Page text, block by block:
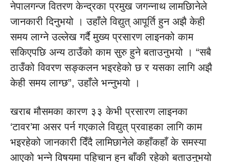
नेपालगन्ज वितरण केन्द्रका प्रमुख जगन्नाथ लामछिानेले
जानकारी दिनुभयो । उहाँले विद्युत् आपूर्ति हुन अझै केही
समय लाग्ने उल्लेख गर्दै मुख्य प्रसारण लाइनको काम
सकिएपछि अन्य ठाउँको काम सुरु हुने बताउनुभयो । “सबै
ठाउँको विवरण सङ्कलन भइरहेको छ र यसका लागि अझै
केही समय लाग्छ”, उहाँले भन्नुभयो ।
खराब मौसमका कारण ३३ केभी प्रसारण लाइनका
‘टावर’मा असर पर्न गएकाले विद्युत् प्रवाहका लागि काम
भइरहेको जानकारी दिँदै लामिछानेले कहाँकहाँ के समस्या
आएको भन्ने विषयमा पहिचान हुन बाँकी रहेको बताउनुभयो